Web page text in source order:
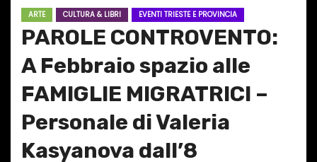
ARTE CULTURA & LIBRI EVENTI TRIESTE E PROVINCIA
PAROLE CONTROVENTO:
A Febbraio spazio alle
FAMIGLIE MIGRATRICI –
Personale di Valeria
Kasyanova dall’8